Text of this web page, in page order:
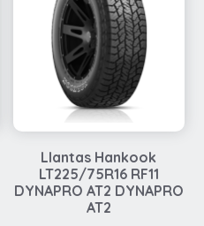
Llantas Hankook
LT225/75R16 RF11
DYNAPRO AT2 DYNAPRO
AT2